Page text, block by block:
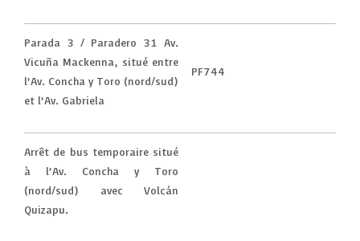
Parada 3 / Paradero 31 Av.
Vicuña Mackenna, situé entre
l’Av. Concha y Toro (nord/sud)
et l’Av. Gabriela
PF744
Arrêt de bus temporaire situé
à l’Av. Concha y Toro
(nord/sud) avec Volcán
Quizapu.